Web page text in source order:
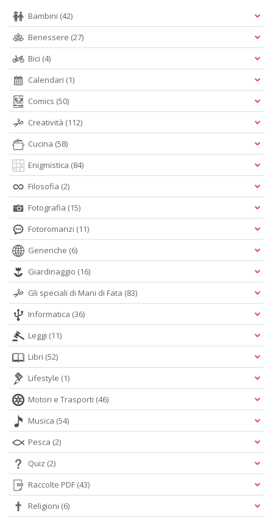
Bambini (42)
Benessere (27)
Bici (4)
Calendari (1)
Comics (50)
Creatività (112)
Cucina (58)
Enigmistica (84)
Filosofia (2)
Fotografia (15)
Fotoromanzi (11)
Generiche (6)
Giardinaggio (16)
Gli speciali di Mani di Fata (83)
Informatica (36)
Leggi (11)
Libri (52)
Lifestyle (1)
Motori e Trasporti (46)
Musica (54)
Pesca (2)
Quiz (2)
Raccolte PDF (43)
Religioni (6)